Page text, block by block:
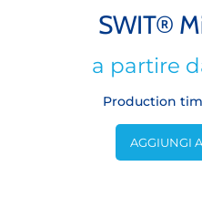
SWIT®
a partire
Production
AGGIUNGI